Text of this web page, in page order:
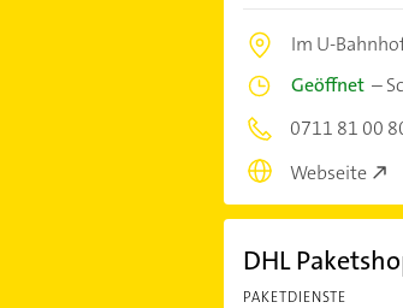
Im U-
Geöffnet–
0711 81 00
Webseite
DHL
PAKETDIENSTE